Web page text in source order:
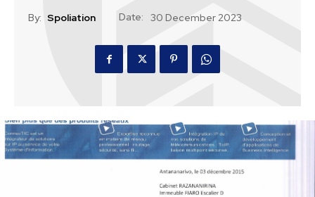
By: Spoliation Date: 30 December 2023